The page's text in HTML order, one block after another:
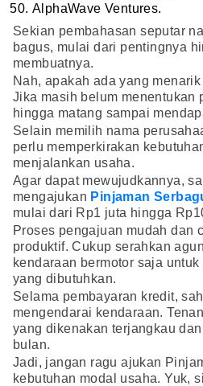
AlphaWave Ventures.
Sekian pembahasan seputar
bagus, mulai dari pentingnya
membuatnya.
Nah, apakah ada yang
Jika masih belum menentukan
hingga matang sampai
Selain memilih nama
perlu memperkirakan
menjalankan usaha.
Agar dapat mewujudkannya,
mengajukan Pinjaman
mulai dari Rp1 juta hingga
Proses pengajuan mudah dan
produktif. Cukup serahkan
kendaraan bermotor saja
yang dibutuhkan.
Selama pembayaran kredit,
mengendarai kendaraan.
yang dikenakan terjangkau
bulan.
Jadi, jangan ragu ajukan
kebutuhan modal usaha. Yuk,